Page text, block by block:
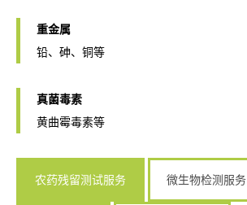
重金属
铅、砷、铜等
真菌毒素
黄曲霉毒素等
农药残留测试服务 微生物检测服务